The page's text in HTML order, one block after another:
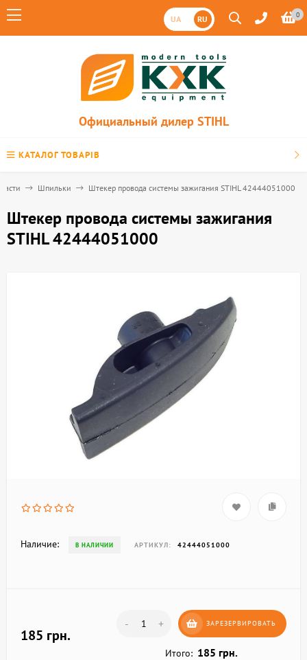
UA RU 0
Официальный дилер STIHL
КАТАЛОГ ТОВАРІВ
Шпильки Штекер провода системы зажигания STIHL 42444051000
Штекер провода системы зажигания
STIHL 42444051000
Наличие: В НАЛИЧИИ АРТИКУЛ: 42444051000
185 грн.
- + ЗАРЕЗЕРВИРОВАТЬ
Итого: 185 грн.